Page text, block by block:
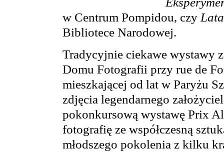
w Centrum Pompidou, czy
Bibliotece Narodowej.
Tradycyjnie ciekawe wystawy
Domu Fotografii przy rue de
mieszkającej od lat w Paryżu
zdjęcia legendarnego
pokonkursową wystawę Prix
fotografię ze współczesną
młodszego pokolenia z kilku